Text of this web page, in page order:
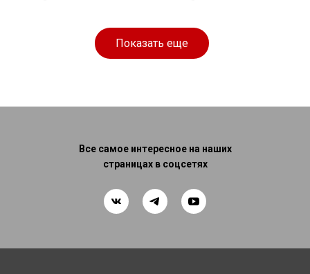
Показать еще
Все самое интересное на наших
страницах в соцсетях